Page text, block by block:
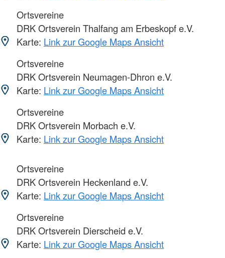
Ortsvereine
DRK Ortsverein Thalfang am Erbeskopf e.V.
Karte: Link zur Google Maps Ansicht
Ortsvereine
DRK Ortsverein Neumagen-Dhron e.V.
Karte: Link zur Google Maps Ansicht
Ortsvereine
DRK Ortsverein Morbach e.V.
Karte: Link zur Google Maps Ansicht
Ortsvereine
DRK Ortsverein Heckenland e.V.
Karte: Link zur Google Maps Ansicht
Ortsvereine
DRK Ortsverein Dierscheid e.V.
Karte: Link zur Google Maps Ansicht